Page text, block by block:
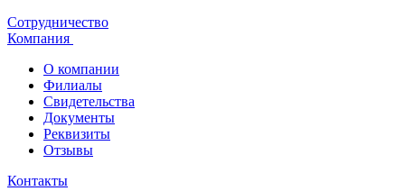
Сотрудничество
Компания
О компании
Филиалы
Свидетельства
Документы
Реквизиты
Отзывы
Контакты